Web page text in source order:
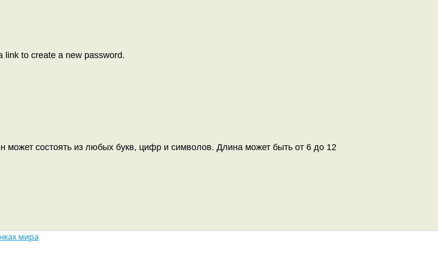
link to create a new password.
может состоять из любых букв, цифр и символов. Длина может быть от 6 до 12